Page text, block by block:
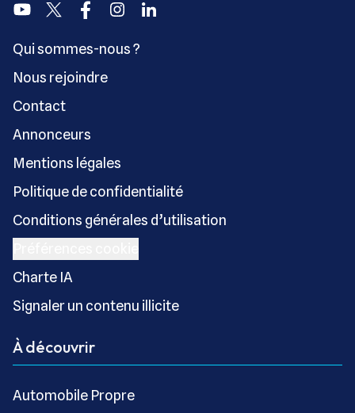
YoutubeTwitter FacebookInstagramLinkedin
Qui sommes-nous ?
Nous rejoindre
Contact
Annonceurs
Mentions légales
Politique de confidentialité
Conditions générales d’utilisation
Charte IA
Signaler un contenu illicite
À découvrir
Automobile Propre